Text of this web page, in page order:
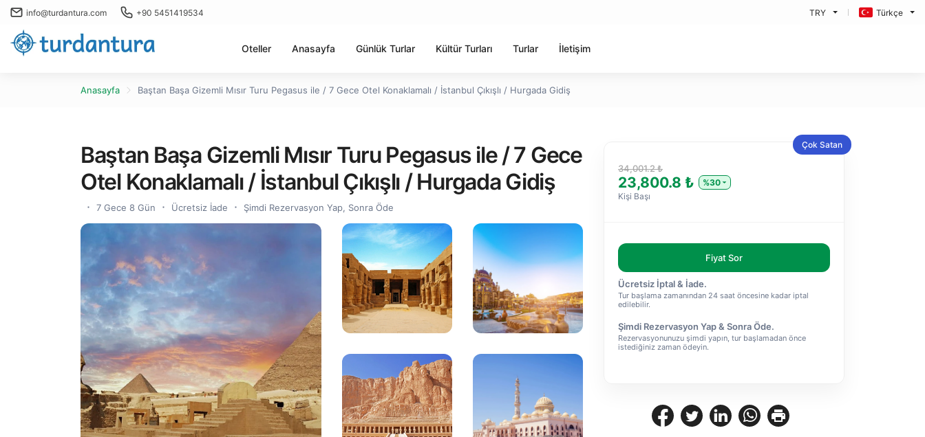
info@turdantura.com +90 5451419534 TRY Türkçe
Oteller Anasayfa Günlük Turlar Kültür Turları Turlar İletişim
Anasayfa Baştan Başa Gizemli Mısır Turu Pegasus ile / 7 Gece Otel Konaklamalı / İstanbul Çıkışlı / Hurgada Gidiş
Baştan Başa Gizemli Mısır Turu Pegasus ile / 7 Gece
Otel Konaklamalı / İstanbul Çıkışlı / Hurgada Gidiş
7 Gece 8 Gün Ücretsiz İade Şimdi Rezervasyon Yap, Sonra Öde
Çok Satan
34,001.2 ₺
23,800.8 ₺
%30
Kişi Başı
Fiyat Sor
Ücretsiz İptal & İade.
Tur başlama zamanından 24 saat öncesine kadar iptal
edilebilir.
Şimdi Rezervasyon Yap & Sonra Öde.
Rezervasyonunuzu şimdi yapın, tur başlamadan önce
istediğiniz zaman ödeyin.